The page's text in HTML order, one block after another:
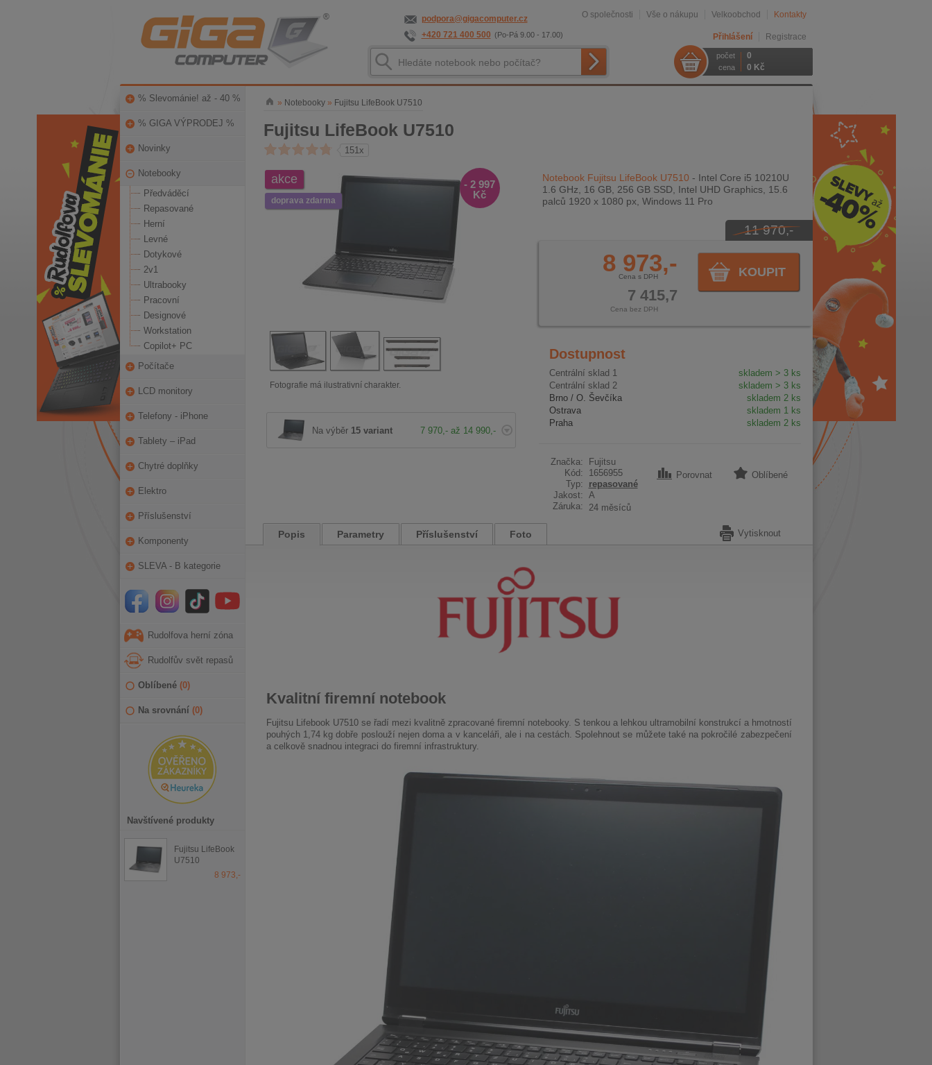
podpora@gigacomputer.cz
+420 721 400 500 (Po-Pá 9.00 - 17.00)
O společnosti Vše o nákupu Velkoobchod Kontakty
Přihlášení Registrace
počet 0
cena 0 Kč
% Slevománie! až - 40 %
% GIGA VÝPRODEJ %
Novinky
Notebooky
Předváděcí
Repasované
Herní
Levné
Dotykové
2v1
Ultrabooky
Pracovní
Designové
Workstation
Copilot+ PC
Počítače
LCD monitory
Telefony - iPhone
Tablety – iPad
Chytré doplňky
Elektro
Příslušenství
Komponenty
SLEVA - B kategorie
Rudolfova herní zóna
Rudolfův svět repasů
Oblíbené (0)
Na srovnání (0)
Navštívené produkty
Fujitsu LifeBook
U7510
8 973,-
» Notebooky» Fujitsu LifeBook U7510
Fujitsu LifeBook U7510
151x
Notebook Fujitsu LifeBook U7510 - Intel Core i5 10210U
1.6 GHz, 16 GB, 256 GB SSD, Intel UHD Graphics, 15.6
palců 1920 x 1080 px, Windows 11 Pro
11 970,-
KOUPIT
8 973,-
Cena s DPH
7 415,7
Cena bez DPH
Dostupnost
Centrální sklad 1
skladem > 3 ks
Centrální sklad 2
skladem > 3 ks
Brno / O. Ševčíka
skladem 2 ks
Ostrava
skladem 1 ks
Praha
skladem 2 ks
Značka:
Fujitsu
Kód:
1656955
Typ:
repasované
Jakost: A
Záruka:
24 měsíců
Porovnat Oblíbené
akce
doprava zdarma
- 2 997
Kč
Fotografie má ilustrativní charakter.
Na výběr 15 variant 7 970,- až 14 990,-
Popis Parametry Příslušenství Foto Vytisknout
Kvalitní firemní notebook
Fujitsu Lifebook U7510 se řadí mezi kvalitně zpracované firemní notebooky. S tenkou a lehkou ultramobilní konstrukcí a hmotností
pouhých 1,74 kg dobře poslouží nejen doma a v kanceláři, ale i na cestách. Spolehnout se můžete také na pokročilé zabezpečení
a celkově snadnou integraci do firemní infrastruktury.